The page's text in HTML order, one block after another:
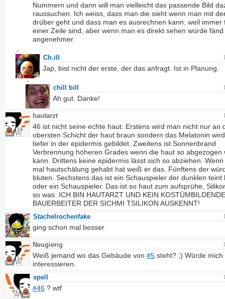
Nummern und dann will man vielleicht das passende Bild
raussuchen. Ich weiss, dass man die sieht wenn man mit
drüber geht und dass man es ausrechnen kann, weil immer
einer Zeile sind, aber wenn man es direkt sehen würde
angenehmer.
Ch.ill
Jap, bist nicht der erste, der das anfragt. Ist in Planung.
chill bill
Ah gut. Danke!
hautarzt
46 ist nicht seine echte haut. Erstens wird man nicht nur an
obersten Schicht der haut braun sondern das Melatonin
tiefer in der epidermis gebildet. Zweitens ist Sonnenbrand
Verbrennung höheren Grades wenn die haut so abgezogen
kann. Drittens keine epidermis lässt sich so abziehen.
mal hautschälung gehabt hat weiß er das. Fünftens der
bluten. Sechstens das ist ein Schauspieler der dunklen teint
oder ein Schauspieler. Das ist so haut zum aufsprühe,
so was. ICH BIN HAUTARZT UND KEIN
BAUERBEITER DER SICHMI TSILIKON AUSKENNT!
Stachelrochenfake
ging schon mal besser
Neugierig
Weiß jemand wo das Gebäude von #5 steht? ;) Würde mich
interessieren.
spell
#46 ? wtf